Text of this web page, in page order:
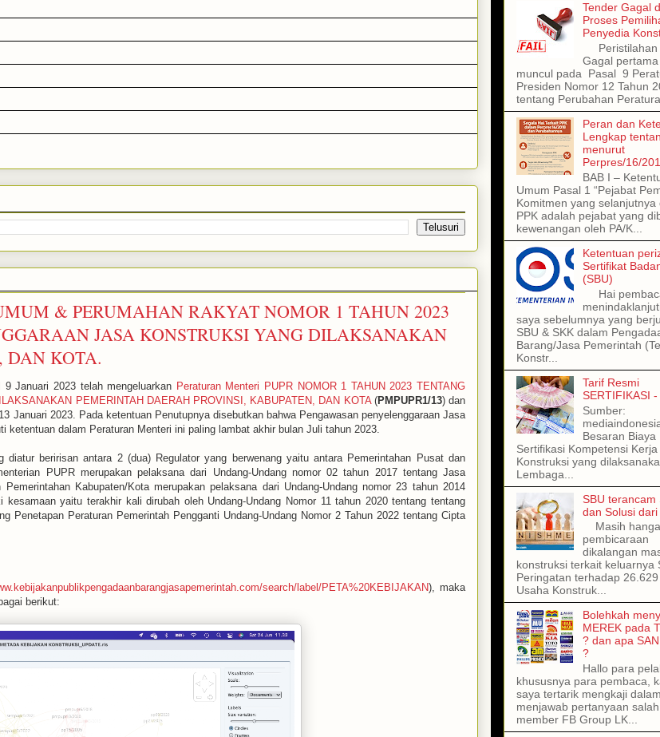
& PERUMAHAN RAKYAT NOMOR 1 TAHUN 2023
JASA KONSTRUKSI YANG DILAKSANAKAN
DAN KOTA.
Januari 2023 telah mengeluarkan Peraturan Menteri PUPR NOMOR 1 TAHUN 2023 TENTANG
PEMERINTAH DAERAH PROVINSI, KABUPATEN, DAN KOTA(PMPUPR1/13) dan
Januari 2023. Pada ketentuan Penutupnya disebutkan bahwa Pengawasan penyelenggaraan Jasa
dalam Peraturan Menteri ini paling lambat akhir bulan Juli tahun 2023.
beririsan antara 2 (dua) Regulator yang berwenang yaitu antara Pemerintahan Pusat dan
PUPR merupakan pelaksana dari Undang-Undang nomor 02 tahun 2017 tentang Jasa
Pemerintahan Kabupaten/Kota merupakan pelaksana dari Undang-Undang nomor 23 tahun 2014
kesamaan yaitu terakhir kalidirubah oleh Undang-Undang Nomor 11 tahun 2020 tentang tentang
Penetapan Peraturan Pemerintah Pengganti Undang-Undang Nomor 2 Tahun 2022 tentang Cipta
search/label/PETA%20KEBIJAKAN), maka
berikut:
Tender Gagal
Proses
Penyedia
Peristilahan
Gagal
muncul pada Pasal 9
Presiden Nomor 12 Tahun
tentang Perubahan
Peran dan
Lengkap
menurut
Perpres/16/
BAB I –
Umum Pasal 1 “Pejabat
Komitmen yang selanjutnya
PPK adalah pejabat yang
kewenangan oleh PA/K...
Ketentuan
Sertifikat
(SBU)
Hai
saya sebelumnya yang
SBU & SKK dalam
Barang/Jasa Pemerintah
Konstr...
Tarif Resmi
SERTIFIKASI -
Sumber:
Besaran Biaya
Sertifikasi Kompetensi Kerja
Konstruksi yang
Lembaga...
SBU terancam
dan Solusi dari
Masih
pembicaraan
dikalangan
konstruksi terkait keluarnya
Peringatan terhadap
Usaha Konstruk...
Bolehkah
MEREK pada
? dan apa
?
Hallo para
khususnya para pembaca,
saya tertarik mengkaji
menjawab pertanyaan
member FB Group LK...